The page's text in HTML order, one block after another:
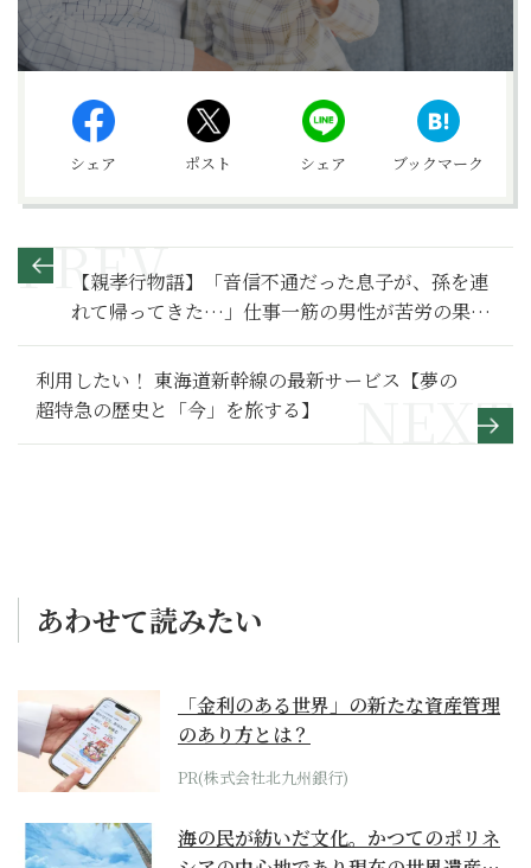
シェア ポスト シェア ブックマーク
【親孝行物語】「音信不通だった息子が、孫を連
れて帰ってきた…」仕事一筋の男性が苦労の果て
に手にした家族～その１〜
利用したい！ 東海道新幹線の最新サービス【夢の
超特急の歴史と「今」を旅する】
あわせて読みたい
「金利のある世界」の新たな資産管理
のあり方とは？
PR(株式会社北九州銀行)
海の民が紡いだ文化。かつてのポリネ